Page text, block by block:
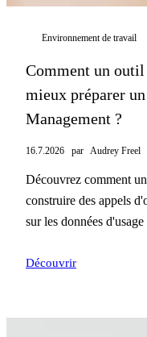
Environnement de travail
Comment un
mieux préparer
Management ?
16.7.2026 par Audrey Freel
Découvrez comment
construire des appels
sur les données
Découvrir